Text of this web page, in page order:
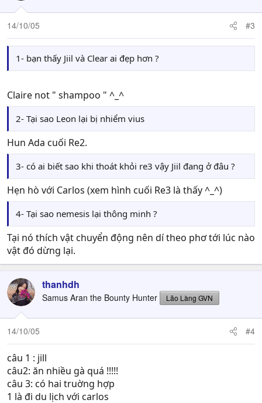
14/10/05 #3
1- bạn thấy Jiil và Clear ai đẹp hơn ?
Claire not " shampoo " ^_^
2- Tại sao Leon lại bị nhiểm vius
Hun Ada cuối Re2.
3- có ai biết sao khi thoát khỏi re3 vậy Jiil đang ở đâu ?
Hẹn hò với Carlos (xem hình cuối Re3 là thấy ^_^)
4- Tại sao nemesis lại thông minh ?
Tại nó thích vật chuyển động nên dí theo phơ tới lúc nào
vật đó dừng lại.
thanhdh
Samus Aran the Bounty Hunter Lão Làng GVN
14/10/05 #4
câu 1 : jill
câu2: ăn nhiều gà quá !!!!!
câu 3: có hai truờng hợp
1 là đi du lịch với carlos